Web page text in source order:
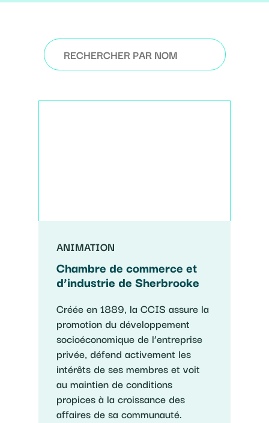
ANIMATION
Chambre de commerce et
d’industrie de Sherbrooke
Créée en 1889, la CCIS assure la
promotion du développement
socioéconomique de l’entreprise
privée, défend activement les
intérêts de ses membres et voit
au maintien de conditions
propices à la croissance des
affaires de sa communauté.